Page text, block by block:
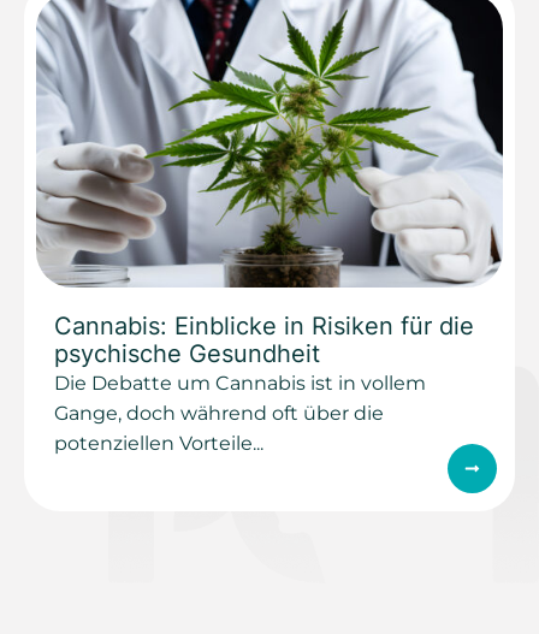
Cannabis: Einblicke in Risiken für die
psychische Gesundheit
Die Debatte um Cannabis ist in vollem
Gange, doch während oft über die
potenziellen Vorteile...